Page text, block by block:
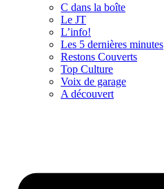
C dans la boîte
Le JT
L’info!
Les 5 dernières minutes
Restons Couverts
Top Culture
Voix de garage
A découvert